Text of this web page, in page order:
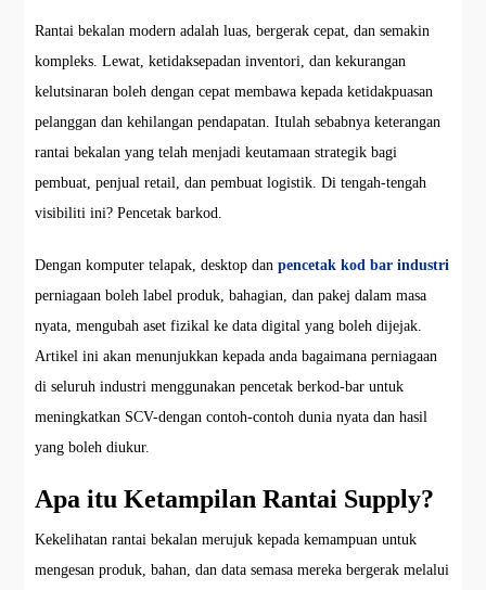
Rantai bekalan modern adalah luas, bergerak cepat, dan semakin
kompleks. Lewat, ketidaksepadan inventori, dan kekurangan
kelutsinaran boleh dengan cepat membawa kepada ketidakpuasan
pelanggan dan kehilangan pendapatan. Itulah sebabnya keterangan
rantai bekalan yang telah menjadi keutamaan strategik bagi
pembuat, penjual retail, dan pembuat logistik. Di tengah-tengah
visibiliti ini? Pencetak barkod.
Dengan komputer telapak, desktop danpencetak kod bar industri
perniagaan boleh label produk, bahagian, dan pakej dalam masa
nyata, mengubah aset fizikal ke data digital yang boleh dijejak.
Artikel ini akan menunjukkan kepada anda bagaimana perniagaan
di seluruh industri menggunakan pencetak berkod-bar untuk
meningkatkan SCV-dengan contoh-contoh dunia nyata dan hasil
yang boleh diukur.
Apa itu Ketampilan Rantai Supply?
Kekelihatan rantai bekalan merujuk kepada kemampuan untuk
mengesan produk, bahan, dan data semasa mereka bergerak melalui